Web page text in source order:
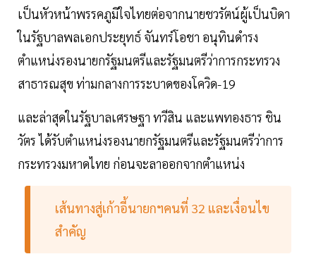
เป็นหัวหน้าพรรคภูมิใจไทยต่อจากนายชวรัตน์ผู้เป็นบิดา
ในรัฐบาลพลเอกประยุทธ์ จันทร์โอชา อนุทินดำรง
ตำแหน่งรองนายกรัฐมนตรีและรัฐมนตรีว่าการกระทรวง
สาธารณสุข ท่ามกลางการระบาดของโควิด-19
และล่าสุดในรัฐบาลเศรษฐา ทวีสิน และแพทองธาร ชิน
วัตร ได้รับตำแหน่งรองนายกรัฐมนตรีและรัฐมนตรีว่าการ
กระทรวงมหาดไทย ก่อนจะลาออกจากตำแหน่ง
เส้นทางสู่เก้าอี้นายกฯคนที่ 32 และเงื่อนไข
สำคัญ